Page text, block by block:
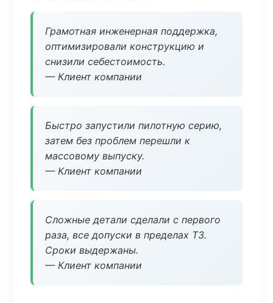
Грамотная инженерная поддержка,
оптимизировали конструкцию и
снизили себестоимость.
— Клиент компании
Быстро запустили пилотную серию,
затем без проблем перешли к
массовому выпуску.
— Клиент компании
Сложные детали сделали с первого
раза, все допуски в пределах ТЗ.
Сроки выдержаны.
— Клиент компании